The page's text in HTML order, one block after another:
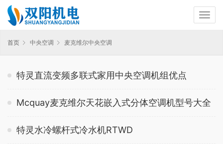
首页 中央空调 麦克维尔中央空调
特灵直流变频多联式家用中央空调机组优点
Mcquay麦克维尔天花嵌入式分体空调机型号大全
特灵水冷螺杆式冷水机RTWD